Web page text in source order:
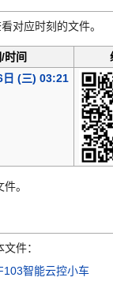
对应时刻的文件。
/时间
日 (三) 03:21
。
件：
智能云控小车